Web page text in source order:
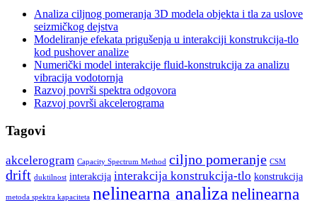
Analiza ciljnog pomeranja 3D modela objekta i tla za uslove
seizmičkog dejstva
Modeliranje efekata prigušenja u interakciji konstrukcija-tlo
kod pushover analize
Numerički model interakcije fluid-konstrukcija za analizu
vibracija vodotornja
Razvoj površi spektra odgovora
Razvoj površi akcelerograma
Tagovi
akcelerogram Capacity Spectrum Method ciljno pomeranje CSM
drift duktilnost interakcija interakcija konstrukcija-tlo konstrukcija
metoda spektra kapaciteta nelinearna analizanelinearna